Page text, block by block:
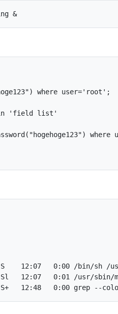
where user='root';
in 'field list'
12:07   0:00 /bin/sh /
Sl   12:07   0:01 /usr/